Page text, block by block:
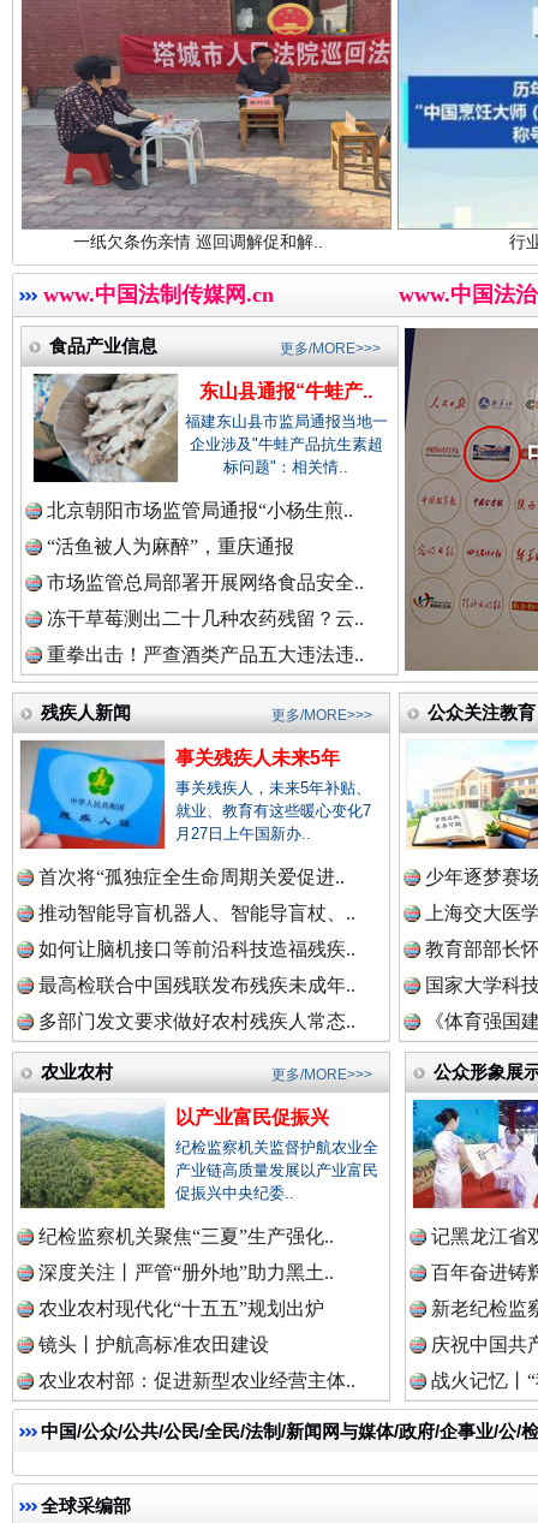
中国农业新闻网.
中国视频新闻网.
中国廉政法纪网.
中国律师在线.
中国参政网.中
“后车司机肯定在骂我” 全民健
世界屋脊 天路回响 永
红船起航处 潮起向未来 广州首
祁连巍巍树丰碑 高回报
伤亲情 巡回调解促和解.. 行业协会接连发公
www.中国法制传媒网.cn www.中国法
食品产业信息
东山县通报“牛蛙产..
福建东山县市监局通报当地一
企业涉及"牛蛙产品抗生素超
标问题"：相关情..
北京朝阳市场监管局通报“小杨生煎..
“活鱼被人为麻醉”，重庆通报
市场监管总局部署开展网络食品安全..
冻干草莓测出二十几种农药残留？云..
重拳出击！严查酒类产品五大违法违..
更多/MORE>>>
残疾人新闻
事关残疾人未来5年
事关残疾人，未来5年补贴、
就业、教育有这些暖心变化7
月27日上午国新办..
首次将“孤独症全生命周期关爱促进..
推动智能导盲机器人、智能导盲杖、..
如何让脑机接口等前沿科技造福残疾..
最高检联合中国残联发布残疾未成年..
多部门发文要求做好农村残疾人常态..
更多/MORE>>> 公众关注教育
少年逐梦赛
上海交大医
教育部部长
国家大学科
《体育强国
农业农村
以产业富民促振兴
纪检监察机关监督护航农业全
产业链高质量发展以产业富民
促振兴中央纪委..
纪检监察机关聚焦“三夏”生产强化..
深度关注丨严管“册外地”助力黑土..
农业农村现代化“十五五”规划出炉
镜头丨护航高标准农田建设
农业农村部：促进新型农业经营主体..
更多/MORE>>> 公众形象展
记黑龙江省
百年奋进铸
新老纪检监
庆祝中国共
战火记忆丨
中国/公众/公共/公民/全民/法制/新闻网与媒体/政府/企事业/公/
全球采编部